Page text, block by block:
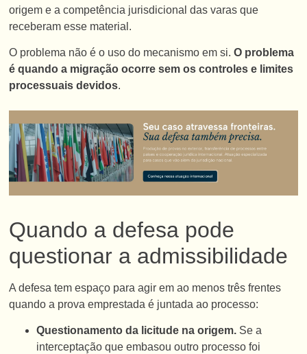
origem e a competência jurisdicional das varas que
receberam esse material.
O problema não é o uso do mecanismo em si. O problema
é quando a migração ocorre sem os controles e limites
processuais devidos.
Quando a defesa pode
questionar a admissibilidade
A defesa tem espaço para agir em ao menos três frentes
quando a prova emprestada é juntada ao processo:
Questionamento da licitude na origem. Se a
interceptação que embasou outro processo foi